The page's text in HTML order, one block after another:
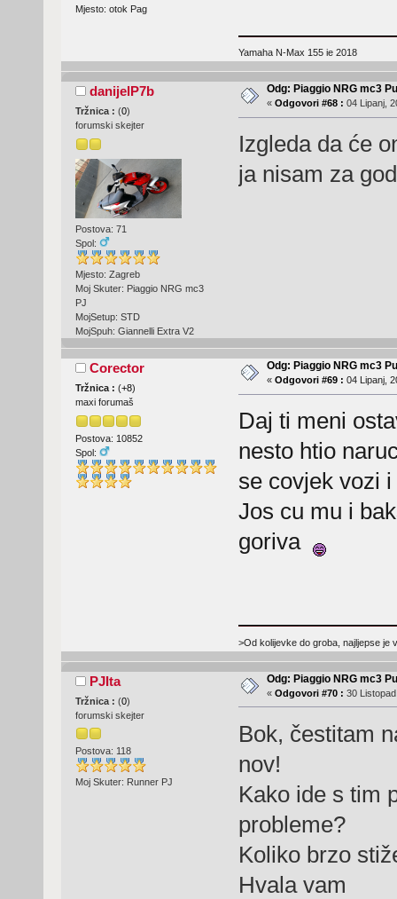
Mjesto: otok Pag
Yamaha N-Max 155 ie 2018
danijelP7b
Tržnica : (0)
forumski skejter
Postova: 71
Spol:
Mjesto: Zagreb
Moj Skuter: Piaggio NRG mc3
PJ
MojSetup: STD
MojSpuh: Giannelli Extra V2
Odg: Piaggio NRG mc3
« Odgovori #68 : 04 Lipanj,
Izgleda da će
ja nisam za
Corector
Tržnica : (+8)
maxi forumaš
Postova: 10852
Spol:
Odg: Piaggio NRG mc3
« Odgovori #69 : 04 Lipanj,
Daj ti meni
nesto htio
se covjek vozi
Jos cu mu i
goriva
>Od kolijevke do groba, najljepse je
PJIta
Tržnica : (0)
forumski skejter
Postova: 118
Moj Skuter: Runner PJ
Odg: Piaggio NRG mc3
« Odgovori #70 : 30
Bok, čestitam
nov!
Kako ide s tim
probleme?
Koliko brzo
Hvala vam